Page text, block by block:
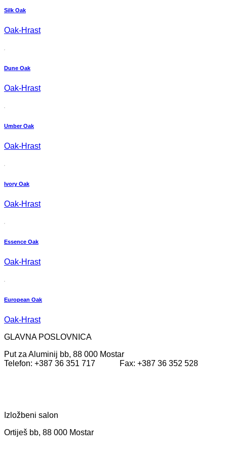
Silk Oak
Oak-Hrast
Dune Oak
Oak-Hrast
Umber Oak
Oak-Hrast
Ivory Oak
Oak-Hrast
Essence Oak
Oak-Hrast
European Oak
Oak-Hrast
GLAVNA POSLOVNICA
Put za Aluminij bb, 88 000 Mostar
Telefon: +387 36 351 717 Fax: +387 36 352 528
Izložbeni salon
Ortiješ bb, 88 000 Mostar